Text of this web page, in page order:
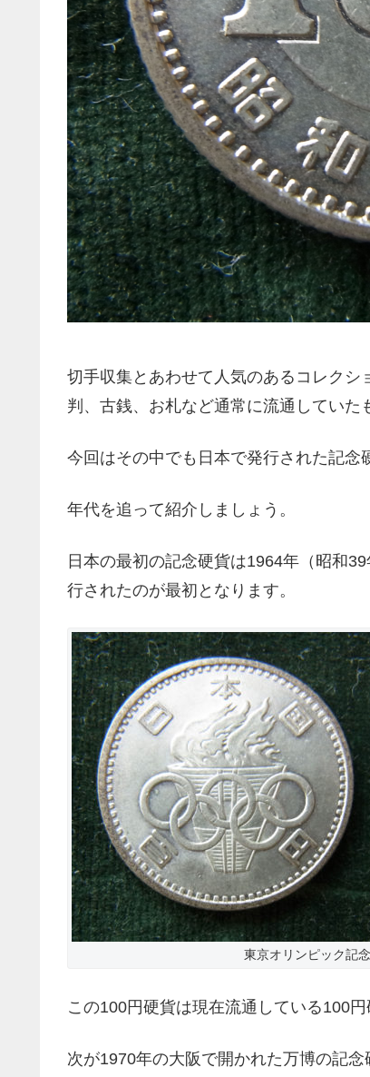
切手収集とあわせて人気のあるコレク
判、古銭、お札など通常に流通していた
今回はその中でも日本で発行された記念
年代を追って紹介しましょう。
日本の最初の記念硬貨は1964年（昭和
行されたのが最初となります。
東京オリンピック記
この100円硬貨は現在流通している100円
次が1970年の大阪で開かれた万博の記念